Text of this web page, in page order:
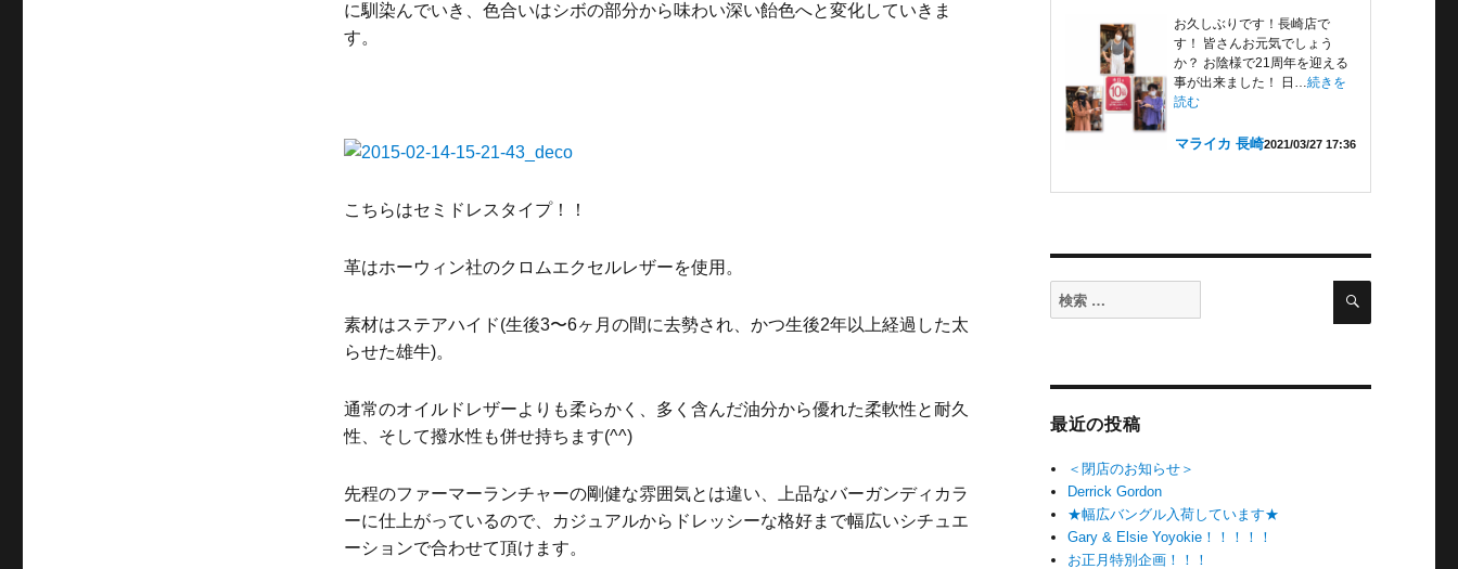
に馴染んでいき、色合いはシボの部分から味わい深い飴色へと変化していきま
す。
こちらはセミドレスタイプ！！
革はホーウィン社のクロムエクセルレザーを使用。
素材はステアハイド(生後3〜6ヶ月の間に去勢され、かつ生後2年以上経過した太
らせた雄牛)。
通常のオイルドレザーよりも柔らかく、多く含んだ油分から優れた柔軟性と耐久
性、そして撥水性も併せ持ちます(^^)
先程のファーマーランチャーの剛健な雰囲気とは違い、上品なバーガンディカラ
ーに仕上がっているので、カジュアルからドレッシーな格好まで幅広いシチュエ
ーションで合わせて頂けます。
お久しぶりです！長崎店で
す！ 皆さんお元気でしょう
か？ お陰様で21周年を迎える
事が出来ました！ 日…続きを
読む
マライカ 長崎2021/03/27 17:36
検
索
最近の投稿
＜閉店のお知らせ＞
Derrick Gordon
★幅広バングル入荷しています★
Gary & Elsie Yoyokie！！！！！
お正月特別企画！！！